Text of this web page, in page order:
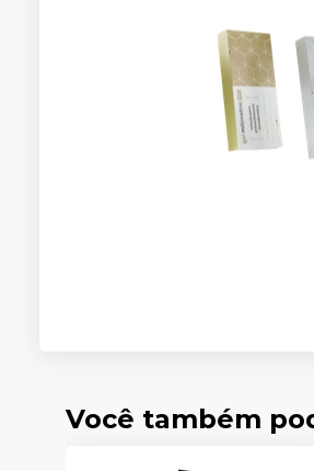
Você também